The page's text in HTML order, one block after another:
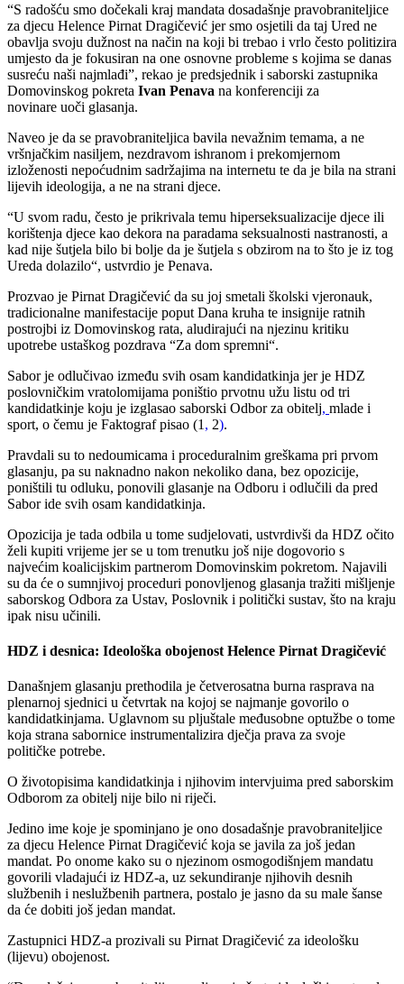
“S radošću smo dočekali kraj mandata dosadašnje pravobraniteljice
za djecu Helence Pirnat Dragičević jer smo osjetili da taj Ured ne
obavlja svoju dužnost na način na koji bi trebao i vrlo često politizira
umjesto da je fokusiran na one osnovne probleme s kojima se danas
susreću naši najmlađi”, rekao je predsjednik i saborski zastupnika
Domovinskog pokreta Ivan Penava na konferenciji za
novinare uoči glasanja.
Naveo je da se pravobraniteljica bavila nevažnim temama, a ne
vršnjačkim nasiljem, nezdravom ishranom i prekomjernom
izloženosti nepoćudnim sadržajima na internetu te da je bila na strani
lijevih ideologija, a ne na strani djece.
“U svom radu, često je prikrivala temu hiperseksualizacije djece ili
korištenja djece kao dekora na paradama seksualnosti nastranosti, a
kad nije šutjela bilo bi bolje da je šutjela s obzirom na to što je iz tog
Ureda dolazilo“, ustvrdio je Penava.
Prozvao je Pirnat Dragičević da su joj smetali školski vjeronauk,
tradicionalne manifestacije poput Dana kruha te insignije ratnih
postrojbi iz Domovinskog rata, aludirajući na njezinu kritiku
upotrebe ustaškog pozdrava “Za dom spremni“.
Sabor je odlučivao između svih osam kandidatkinja jer je HDZ
poslovničkim vratolomijama poništio prvotnu užu listu od tri
kandidatkinje koju je izglasao saborski Odbor za obitelj, mlade i
sport, o čemu je Faktograf pisao (1 , 2).
Pravdali su to nedoumicama i proceduralnim greškama pri prvom
glasanju, pa su naknadno nakon nekoliko dana, bez opozicije,
poništili tu odluku, ponovili glasanje na Odboru i odlučili da pred
Sabor ide svih osam kandidatkinja.
Opozicija je tada odbila u tome sudjelovati, ustvrdivši da HDZ očito
želi kupiti vrijeme jer se u tom trenutku još nije dogovorio s
najvećim koalicijskim partnerom Domovinskim pokretom. Najavili
su da će o sumnjivoj proceduri ponovljenog glasanja tražiti mišljenje
saborskog Odbora za Ustav, Poslovnik i politički sustav, što na kraju
ipak nisu učinili.
HDZ i desnica: Ideološka obojenost Helence Pirnat Dragičević
Današnjem glasanju prethodila je četverosatna burna rasprava na
plenarnoj sjednici u četvrtak na kojoj se najmanje govorilo o
kandidatkinjama. Uglavnom su pljuštale međusobne optužbe o tome
koja strana sabornice instrumentalizira dječja prava za svoje
političke potrebe.
O životopisima kandidatkinja i njihovim intervjuima pred saborskim
Odborom za obitelj nije bilo ni riječi.
Jedino ime koje je spominjano je ono dosadašnje pravobraniteljice
za djecu Helence Pirnat Dragičević koja se javila za još jedan
mandat. Po onome kako su o njezinom osmogodišnjem mandatu
govorili vladajući iz HDZ-a, uz sekundiranje njihovih desnih
službenih i neslužbenih partnera, postalo je jasno da su male šanse
da će dobiti još jedan mandat.
Zastupnici HDZ-a prozivali su Pirnat Dragičević za ideološku
(lijevu) obojenost.